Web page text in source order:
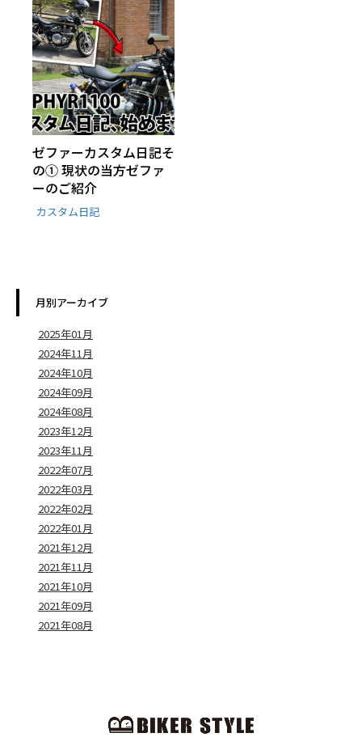
ゼファーカスタム日記そ
の① 現状の当方ゼファ
ーのご紹介
カスタム日記
月別アーカイブ
2025年01月
2024年11月
2024年10月
2024年09月
2024年08月
2023年12月
2023年11月
2022年07月
2022年03月
2022年02月
2022年01月
2021年12月
2021年11月
2021年10月
2021年09月
2021年08月